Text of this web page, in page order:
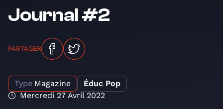
Journal #2
PARTAGER
Type Magazine
Éduc Pop
Mercredi 27 Avril 2022